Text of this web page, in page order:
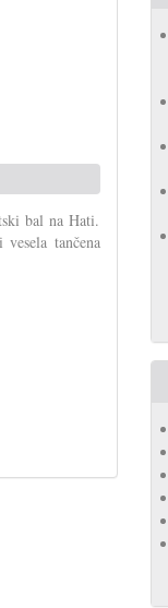
bal na Hati.
tančena